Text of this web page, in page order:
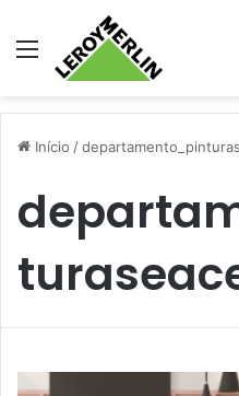
Menu
Início /